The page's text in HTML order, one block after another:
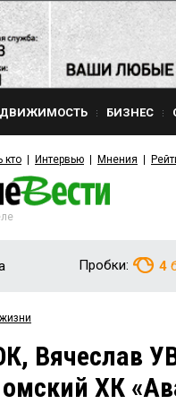
БИЗНЕС
кто Интервью Мнения
Пробки: 4
Вячеслав
ХК